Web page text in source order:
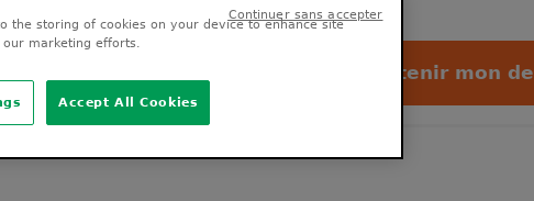
Obtenir mon
the storing of cookies on your device to enhance site
marketing efforts.
Accept All Cookies